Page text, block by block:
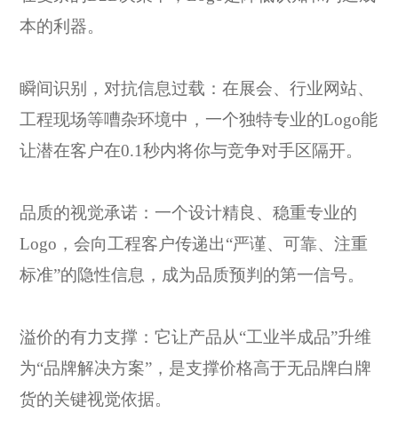
本的利器。
瞬间识别，对抗信息过载：在展会、行业网站、
工程现场等嘈杂环境中，一个独特专业的Logo能
让潜在客户在0.1秒内将你与竞争对手区隔开。
品质的视觉承诺：一个设计精良、稳重专业的
Logo，会向工程客户传递出“严谨、可靠、注重
标准”的隐性信息，成为品质预判的第一信号。
溢价的有力支撑：它让产品从“工业半成品”升维
为“品牌解决方案”，是支撑价格高于无品牌白牌
货的关键视觉依据。